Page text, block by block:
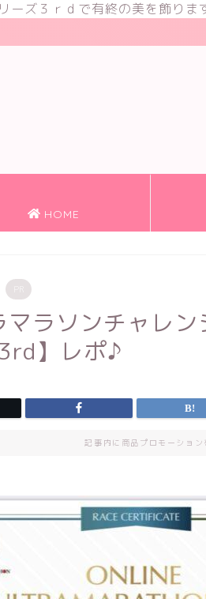
ーズ３ｒｄで有終の美を飾りま
HOME
マラソンチャレ
】レポ♪
記事内に商品プロモーショ